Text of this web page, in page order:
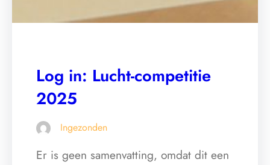
Log in: Lucht-competitie
2025
Ingezonden
Er is geen samenvatting, omdat dit een